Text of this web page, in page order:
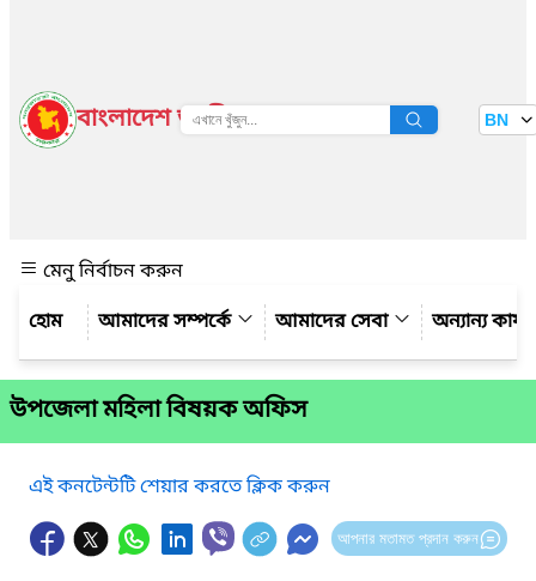
বাংলাদেশ জাতীয় তথ্য বাতায়ন BN
মেনু নির্বাচন করুন
আমাদের সম্পর্কে
আমাদের সেবা অন্যান্য
উপজেলা মহিলা বিষয়ক অফিস
এই কনটেন্টটি শেয়ার করতে ক্লিক করুন
আপনার মতামত প্রদান করুন